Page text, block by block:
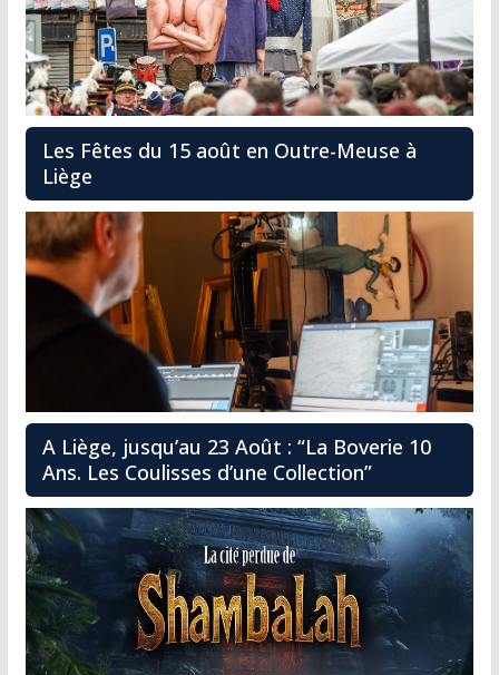
Les Fêtes du 15 août en Outre-Meuse à
Liège
A Liège, jusqu’au 23 Août : “La Boverie 10
Ans. Les Coulisses d’une Collection”